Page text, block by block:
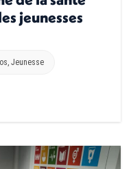
jeunesses
Jeunesse